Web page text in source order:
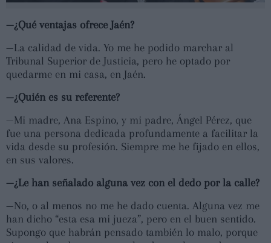
—¿Qué ventajas ofrece Jaén?
—La calidad de vida. Yo me he podido marchar al
Tribunal Superior de Justicia, pero he optado por
quedarme en mi casa, en Jaén.
—¿Quién es su referente?
—Mi madre, Ana Espino, y mi padre, Ángel Pérez, que
fue una persona dedicada profundamente a facilitar la
vida desde su profesión. Siempre me he fijado en ellos,
en sus valores.
—¿Le han señalado alguna vez con el dedo por la calle?
—No, o al menos no me he dado cuenta. Alguna vez me
han dicho “esta esa mi jueza”, pero en el buen sentido.
Supongo que habrán pensado también lo malo, porque